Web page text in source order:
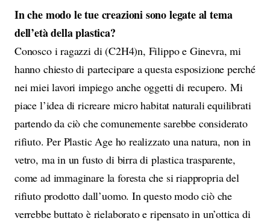
In che modo le tue creazioni sono legate al tema
dell’età della plastica?
Conosco i ragazzi di (C2H4)n, Filippo e Ginevra, mi
hanno chiesto di partecipare a questa esposizione perché
nei miei lavori impiego anche oggetti di recupero. Mi
piace l’idea di ricreare micro habitat naturali equilibrati
partendo da ciò che comunemente sarebbe considerato
rifiuto. Per Plastic Age ho realizzato una natura, non in
vetro, ma in un fusto di birra di plastica trasparente,
come ad immaginare la foresta che si riappropria del
rifiuto prodotto dall’uomo. In questo modo ciò che
verrebbe buttato è rielaborato e ripensato in un’ottica di